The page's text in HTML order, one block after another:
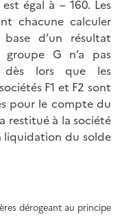
égal à – 160. Les
chacune calculer
d’un résultat
G n’a pas
dès lors que les
F1 et F2 sont
pour le compte du
restitué à la société
liquidation du solde
dérogeant au principe